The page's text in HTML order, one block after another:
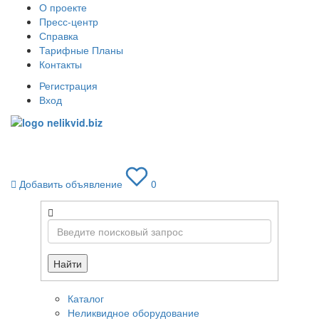
О проекте
Пресс-центр
Справка
Тарифные Планы
Контакты
Регистрация
Вход
Добавить объявление
0
Найти
Каталог
Неликвидное оборудование